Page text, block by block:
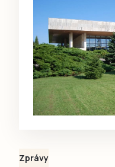
Zprávy